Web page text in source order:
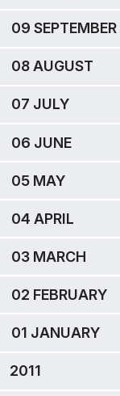
09 SEPTEMBER
08 AUGUST
07 JULY
06 JUNE
05 MAY
04 APRIL
03 MARCH
02 FEBRUARY
01 JANUARY
2011